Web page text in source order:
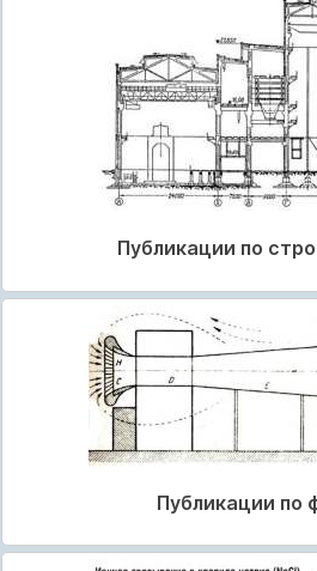
Публикации по
Публикации по